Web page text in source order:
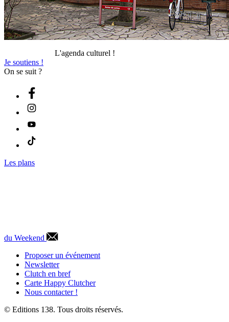
L'agenda culturel !
Je soutiens !
On se suit ?
Les plans
du Weekend
Proposer un événement
Newsletter
Clutch en bref
Carte Happy Clutcher
Nous contacter !
© Editions 138. Tous droits réservés.